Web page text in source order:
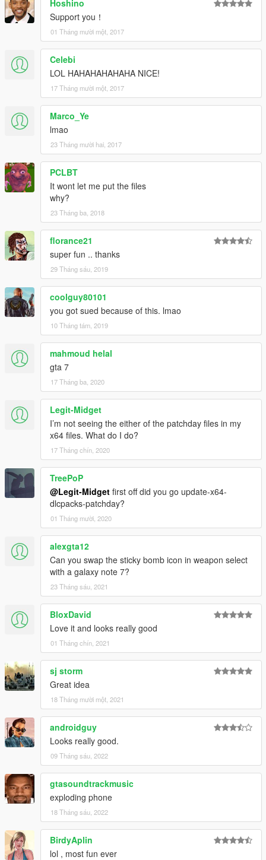
Hoshino
Support you！
01 Tháng mười một, 2017
Celebi
LOL HAHAHAHAHAHA NICE!
17 Tháng mười một, 2017
Marco_Ye
lmao
23 Tháng mười hai, 2017
PCLBT
It wont let me put the files
why?
23 Tháng ba, 2018
florance21
super fun .. thanks
29 Tháng sáu, 2019
coolguy80101
you got sued because of this. lmao
10 Tháng tám, 2019
mahmoud helal
gta 7
17 Tháng ba, 2020
Legit-Midget
I’m not seeing the either of the patchday files in my
x64 files. What do I do?
17 Tháng chín, 2020
TreePoP
@Legit-Midget first off did you go update-x64-
dlcpacks-patchday?
01 Tháng mười, 2020
alexgta12
Can you swap the sticky bomb icon in weapon select
with a galaxy note 7?
23 Tháng sáu, 2021
BloxDavid
Love it and looks really good
01 Tháng chín, 2021
sj storm
Great idea
18 Tháng mười một, 2021
androidguy
Looks really good.
09 Tháng sáu, 2022
gtasoundtrackmusic
exploding phone
18 Tháng sáu, 2022
BirdyAplin
lol , most fun ever